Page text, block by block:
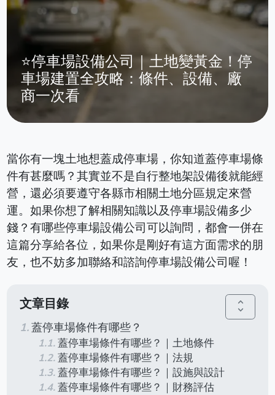
⭐停車場設備公司｜土地變黃金！停
車場建置全攻略：條件、設備、廠
商一次看
當你有一塊土地想蓋成停車場，你知道蓋停車場條
件有甚麼嗎？其實並不是自行整地架設備後就能經
營，還必須要遵守各縣市相關土地分區規定來營
運。如果你想了解相關知識以及停車場設備多少
錢？有哪些停車場設備公司可以詢問，都會一併在
這篇分享給各位，如果你是剛好有這方面需求的朋
友，也不妨多加聯絡和諮詢停車場設備公司喔！
文章目錄 unfold_more
蓋停車場條件有哪些？
蓋停車場條件有哪些？｜土地條件
蓋停車場條件有哪些？｜法規
蓋停車場條件有哪些？｜設施與設計
蓋停車場條件有哪些？｜財務評估